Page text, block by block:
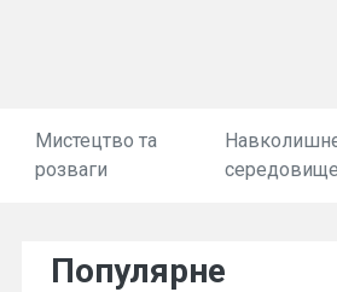
Мистецтво та
розваги
середовище
Популярне